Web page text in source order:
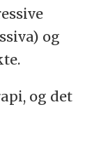
og
og det